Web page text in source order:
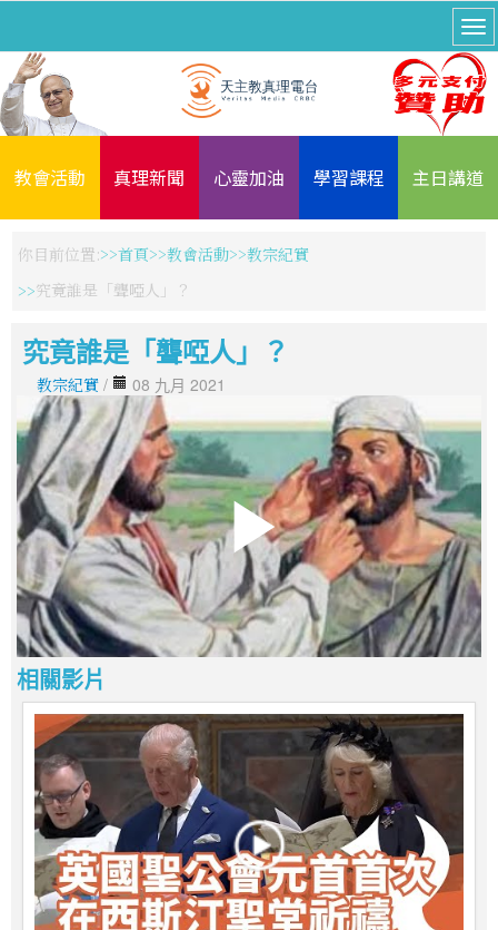
教會活動 真理新聞 心靈加油 學習課程 主日講道
你目前位置: 首頁 教會活動
教宗紀實
究竟誰是「聾啞人」？
究竟誰是「聾啞人」？
教宗紀實 / 08 九月 2021
相關影片